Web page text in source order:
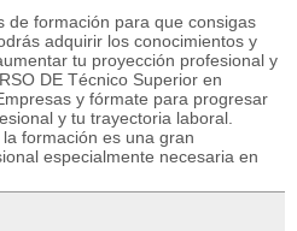
de formación para que consigas
adquirir los conocimientos y
tu proyección profesional y
DE Técnico Superior en
y fórmate para progresar
y tu trayectoria laboral.
formación es una gran
especialmente necesaria en